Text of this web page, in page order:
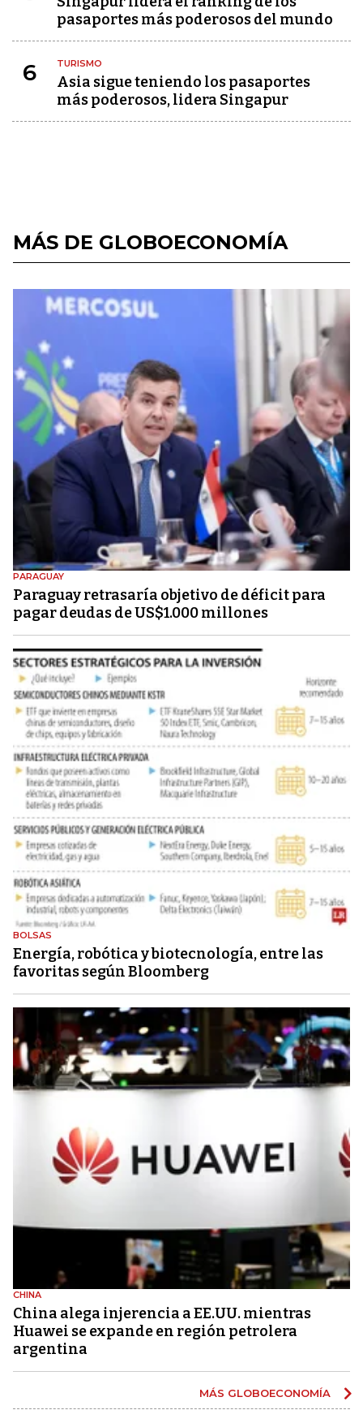
pasaportes más poderosos del mundo
6 TURISMO
Asia sigue teniendo los pasaportes
más poderosos, lidera Singapur
MÁS DE GLOBOECONOMÍA
PARAGUAY
Paraguay retrasaría objetivo de déficit para
pagar deudas de US$1.000 millones
BOLSAS
Energía, robótica y biotecnología, entre las
favoritas según Bloomberg
CHINA
China alega injerencia a EE.UU. mientras
Huawei se expande en región petrolera
argentina
MÁS GLOBOECONOMÍA